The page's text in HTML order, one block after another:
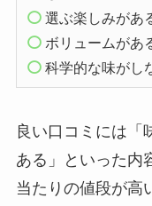
選ぶ楽しみがあ
ボリュームがあ
科学的な味がし
良い口コミには「
ある」といった内
当たりの値段が高